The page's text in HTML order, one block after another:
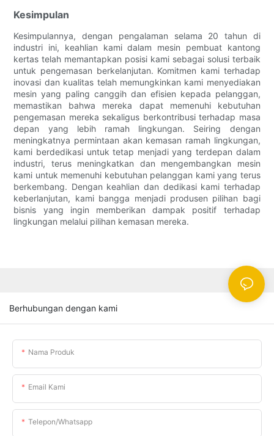
Kesimpulan
Kesimpulannya, dengan pengalaman selama 20 tahun di
industri ini, keahlian kami dalam mesin pembuat kantong
kertas telah memantapkan posisi kami sebagai solusi terbaik
untuk pengemasan berkelanjutan. Komitmen kami terhadap
inovasi dan kualitas telah memungkinkan kami menyediakan
mesin yang paling canggih dan efisien kepada pelanggan,
memastikan bahwa mereka dapat memenuhi kebutuhan
pengemasan mereka sekaligus berkontribusi terhadap masa
depan yang lebih ramah lingkungan. Seiring dengan
meningkatnya permintaan akan kemasan ramah lingkungan,
kami berdedikasi untuk tetap menjadi yang terdepan dalam
industri, terus meningkatkan dan mengembangkan mesin
kami untuk memenuhi kebutuhan pelanggan kami yang terus
berkembang. Dengan keahlian dan dedikasi kami terhadap
keberlanjutan, kami bangga menjadi produsen pilihan bagi
bisnis yang ingin memberikan dampak positif terhadap
lingkungan melalui pilihan kemasan mereka.
Berhubungan dengan kami
Nama Produk
Email Kami
Telepon/whatsapp